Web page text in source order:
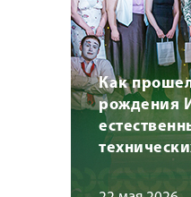
Как
рождения